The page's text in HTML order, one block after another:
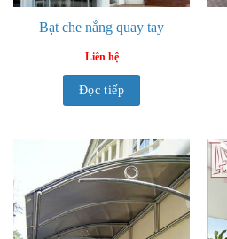
Bạt che nắng quay tay
Liên hệ
Đọc tiếp